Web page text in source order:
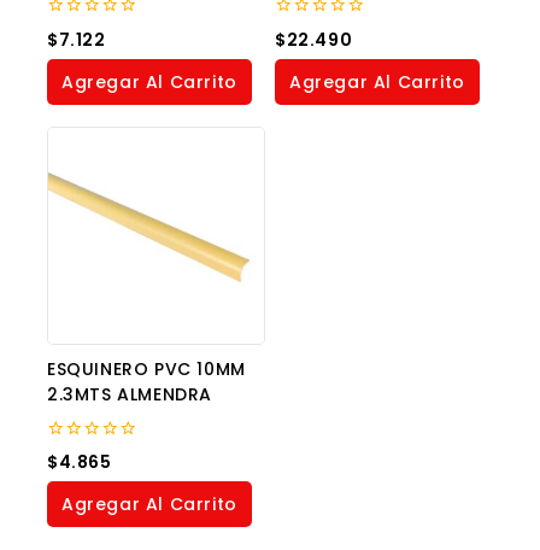
0
out
of
$7.122
Agregar Al Carrito
0
out
of
$22.490
Agregar Al Carrito
ESQUINERO PVC 10MM
2.3MTS ALMENDRA
0
out
of
$4.865
Agregar Al Carrito